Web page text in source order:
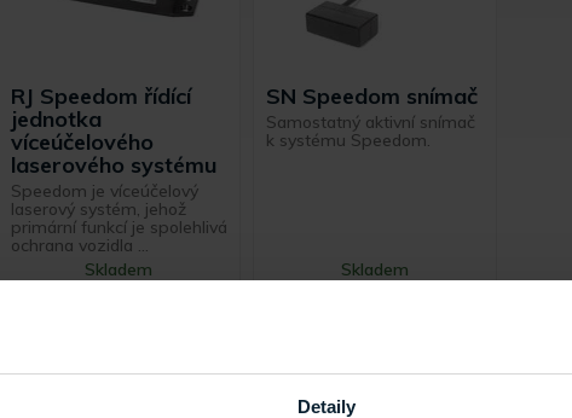
Detaily
RJ Speedom řídící
jednotka
víceúčelového
laserového systému
Speedom je víceúčelový
laserový systém, jehož
primární funkcí je spolehlivá
ochrana vozidla ...
Skladem
SN Speedom snímač
Samostatný aktivní snímač
k systému Speedom.
Skladem